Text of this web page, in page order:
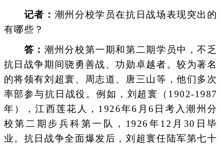
记者： 潮州分校学员在抗日战场表现突出的
有哪些？
答： 潮州分校第一期和第二期学员中，不乏
抗日战争期间骁勇善战、功勋卓越者。较为著名
的将领有刘超寰、周志道、唐三山等，他们多次
率部参与抗日战役。例如，刘超寰（1902-1987
年），江西莲花人，1926年6月6日考入潮州分
校第二期步兵科第一队，1926年12月30日毕
业。抗日战争全面爆发后，刘超寰任陆军第七十